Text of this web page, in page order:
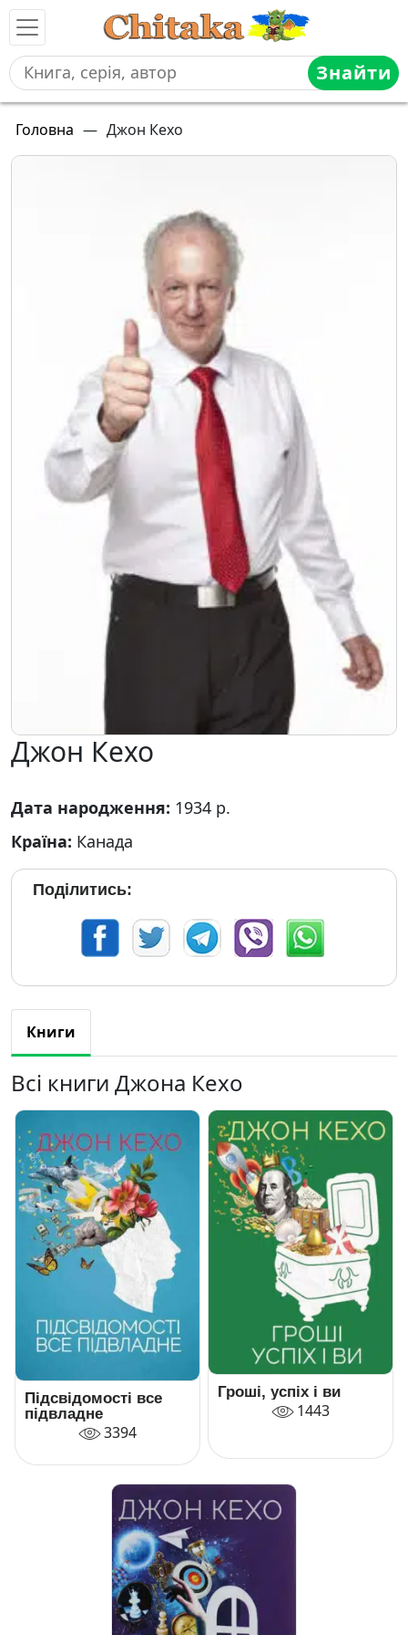
Знайти
Головна — Джон Кехо
Джон Кехо
Дата народження: 1934 р.
Країна: Канада
Поділитись:
Книги
Всі книги Джона Кехо
Підсвідомості все
підвладне
3394
Гроші, успіх і ви
1443